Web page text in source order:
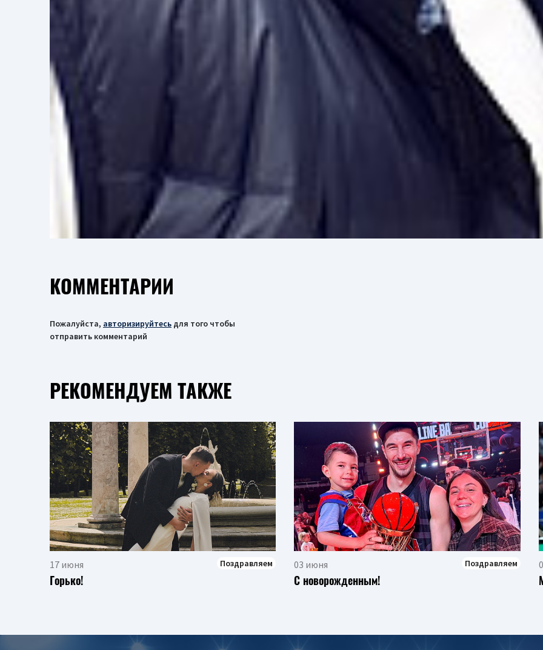
КОММЕНТАРИИ
Пожалуйста, авторизируйтесь для того чтобы
отправить комментарий
РЕКОМЕНДУЕМ ТАКЖЕ
17 июня Поздравляем
Горько!
03 июня Поздравляем
С новорожденным!